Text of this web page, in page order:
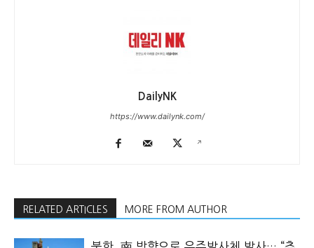
DailyNK
https://www.dailynk.com/
RELATED ARTICLES MORE FROM AUTHOR